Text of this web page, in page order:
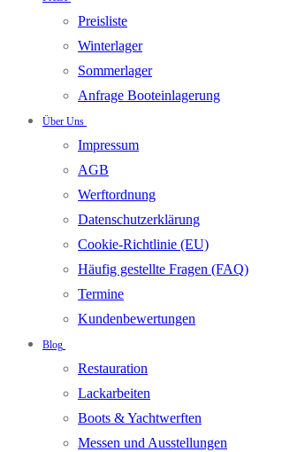
Preisliste
Winterlager
Sommerlager
Anfrage Booteinlagerung
Über Uns
Impressum
AGB
Werftordnung
Datenschutzerklärung
Cookie-Richtlinie (EU)
Häufig gestellte Fragen (FAQ)
Termine
Kundenbewertungen
Blog
Restauration
Lackarbeiten
Boots & Yachtwerften
Messen und Ausstellungen